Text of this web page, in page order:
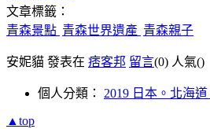
文章標籤：
青森景點 青森世界遺產 青森親子
安妮貓 發表在 痞客邦 留言(0) 人氣()
個人分類： 2019 日本。北海
▲top